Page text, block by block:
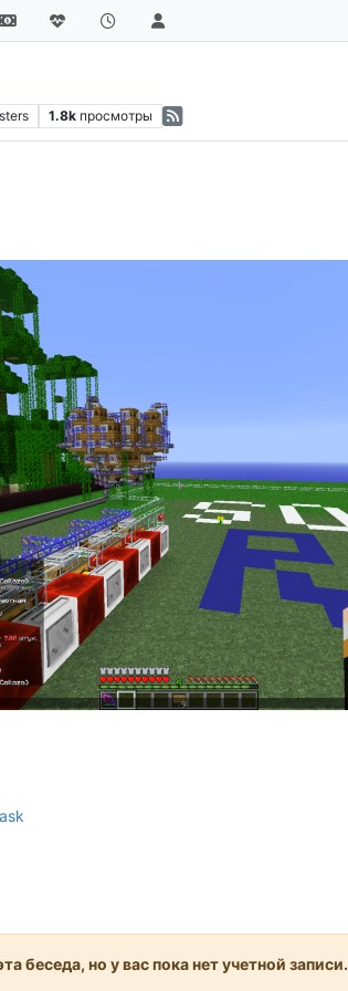
1.8k просмотры
беседа, но у вас пока нет учетной записи.